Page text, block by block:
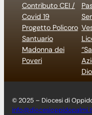
Contributo CEI /
Covid 19
Progetto Policoro
Santuario
Madonna dei
Poveri
© 2025 – Diocesi di